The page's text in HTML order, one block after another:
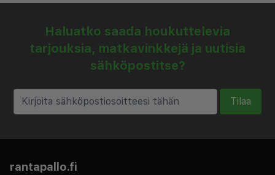
tarjoillaan arkipäivisin klo 7.00–10.00 ja
viikonloppuisin klo 8.00–11.00. Hotelstars Union
määrittää viralliset tähtiluokitukset maassa Latvia.
Tämän majoituspaikan luokitus on 4 star Superior,
Majoituspaikka veloittaa seuraavat paikan päällä
sovellettavat verot:
Kaupungin perimä vero: 1.00 EUR per henkilö per yö
Haluatko saada houkuttelevia
tarjouksia, matkavinkkejä ja uutisia
sähköpostitse?
Tilaa
rantapallo.fi